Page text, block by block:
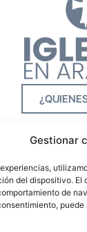
Gestionar
del dispositivo.
de